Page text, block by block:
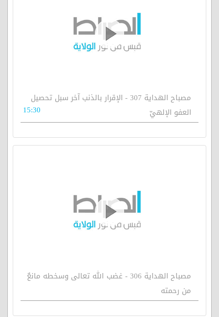
مصباح الهداية 307 - الإقرار بالذنب آخر سبل تحصيل
العفو الإلهيّ
15:30
مصباح الهداية 306 - غضب الله تعالى وسخطه مانعٌ
من رحمته